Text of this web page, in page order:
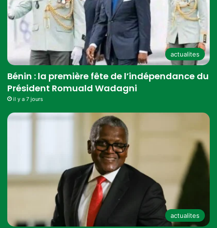
actualites
Bénin : la première fête de l’indépendance du
Président Romuald Wadagni
il y a 7 jours
actualites